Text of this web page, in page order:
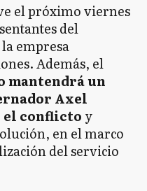
el próximo viernes
del
empresa
Además, el
mantendrá un
Axel
conflicto y
en el marco
del servicio